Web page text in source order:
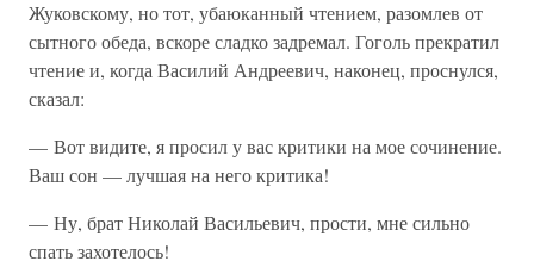
Жуковскому, но тот, убаюканный чтением, разомлев от
сытного обеда, вскоре сладко задремал. Гоголь прекратил
чтение и, когда Василий Андреевич, наконец, проснулся,
сказал:
— Вот видите, я просил у вас критики на мое сочинение.
Ваш сон — лучшая на него критика!
— Ну, брат Николай Васильевич, прости, мне сильно
спать захотелось!